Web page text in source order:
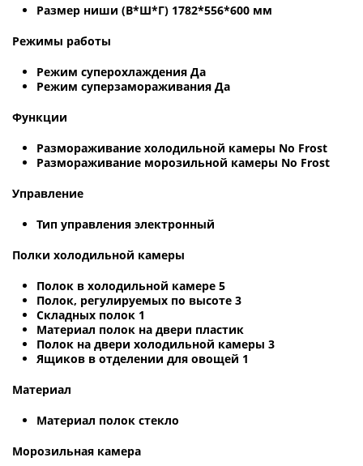
Размер ниши (В*Ш*Г) 1782*556*600 мм
Режимы работы
Режим суперохлаждения Да
Режим суперзамораживания Да
Функции
Размораживание холодильной камеры No Frost
Размораживание морозильной камеры No Frost
Управление
Тип управления электронный
Полки холодильной камеры
Полок в холодильной камере 5
Полок, регулируемых по высоте 3
Складных полок 1
Материал полок на двери пластик
Полок на двери холодильной камеры 3
Ящиков в отделении для овощей 1
Материал
Материал полок стекло
Морозильная камера